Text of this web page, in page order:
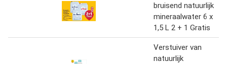
bruisend natuurlijk
mineraalwater 6 x
1,5 L 2 + 1 Gratis
Verstuiver van
natuurlijk